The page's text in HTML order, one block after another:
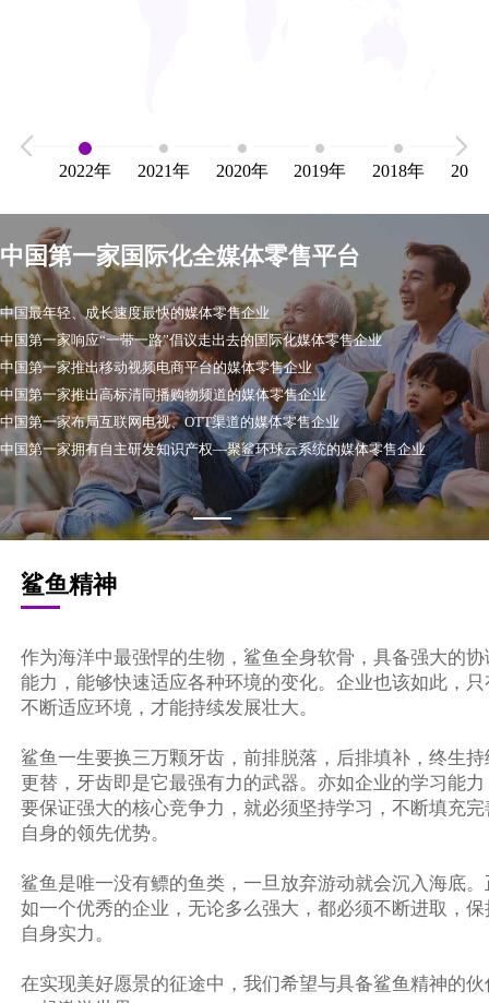
2022年 2021年 2020年 2019年 2018年 2017
中国第一家国际化全媒体零售平台
中国最年轻、成长速度最快的媒体零售企业
中国第一家响应“一带一路”倡议走出去的国际化媒体零售企业
中国第一家推出移动视频电商平台的媒体零售企业
中国第一家推出高标清同播购物频道的媒体零售企业
中国第一家布局互联网电视、OTT渠道的媒体零售企业
中国第一家拥有自主研发知识产权—聚鲨环球云系统的媒体零售企业
鲨鱼精神
作为海洋中最强悍的生物，鲨鱼全身软骨，具备强大的协
能力，能够快速适应各种环境的变化。企业也该如此，只
不断适应环境，才能持续发展壮大。
鲨鱼一生要换三万颗牙齿，前排脱落，后排填补，终生持
更替，牙齿即是它最强有力的武器。亦如企业的学习能力
要保证强大的核心竞争力，就必须坚持学习，不断填充完
自身的领先优势。
鲨鱼是唯一没有鳔的鱼类，一旦放弃游动就会沉入海底。
如一个优秀的企业，无论多么强大，都必须不断进取，保
自身实力。
在实现美好愿景的征途中，我们希望与具备鲨鱼精神的伙